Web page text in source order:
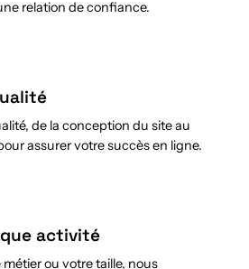
relation de confiance.
de la conception du site au
assurer votre succès en ligne.
activité
ou votre taille, nous